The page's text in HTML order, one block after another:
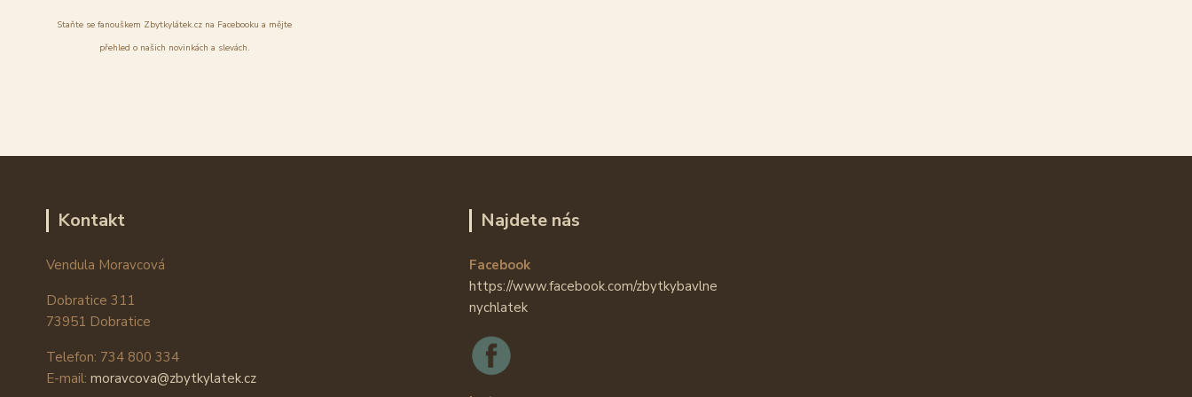
Staňte se fanouškem Zbytkylátek.cz na Facebooku a mějte
přehled o našich novinkách a slevách.
Kontakt
Vendula Moravcová
Dobratice 311
73951 Dobratice
Telefon: 734 800 334
E-mail: moravcova@zbytkylatek.cz
Najdete nás
Facebook
https://www.facebook.com/zbytkybavlne
nychlatek